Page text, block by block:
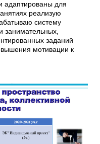
адаптированы для
реализую
систему
занимательных,
заданий
мотивации к